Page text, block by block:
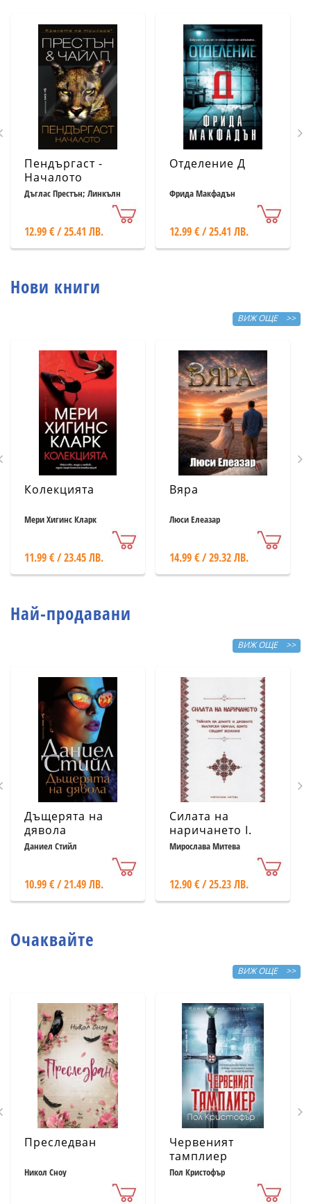
Пендъргаст -
Началото
Дъглас Престън; Линкълн
12.99 € / 25.41 ЛВ.
Отделение Д
Фрида Макфадън
12.99 € / 25.41 ЛВ.
Нови книги
ВИЖ ОЩЕ >>
Колекцията
Мери Хигинс Кларк
11.99 € / 23.45 ЛВ.
Вяра
Люси Елеазар
14.99 € / 29.32 ЛВ.
Най-продавани
ВИЖ ОЩЕ >>
Дъщерята на
дявола
Даниел Стийл
10.99 € / 21.49 ЛВ.
Силата на
наричането І.
Тайната на
български
обичаи, които
Мирослава Митева
12.90 € / 25.23 ЛВ.
Очаквайте
ВИЖ ОЩЕ >>
Преследван
Никол Сноу
Червеният
тамплиер
Пол Кристофър